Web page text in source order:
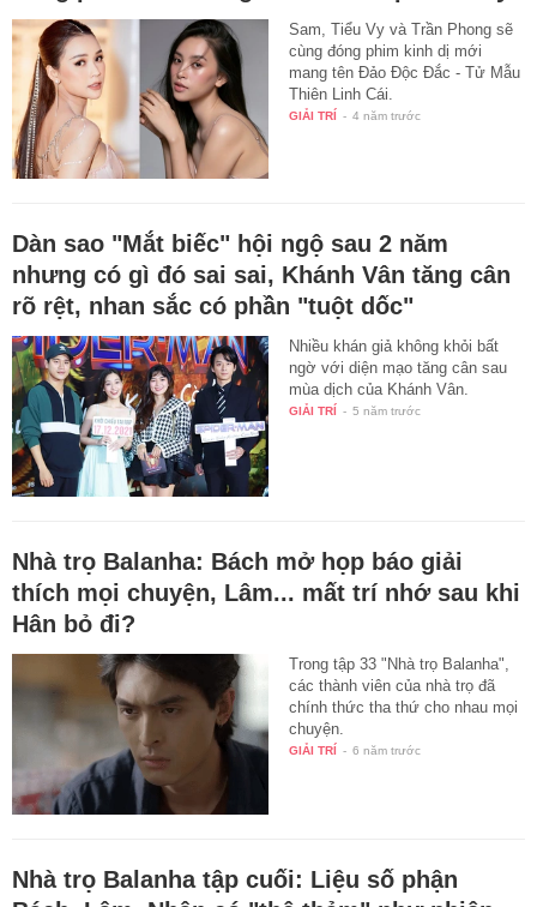
Sam, Tiểu Vy và Trần Phong sẽ
cùng đóng phim kinh dị mới
mang tên Đảo Độc Đắc - Tử Mẫu
Thiên Linh Cái.
GIẢI TRÍ - 4 năm trước
Dàn sao "Mắt biếc" hội ngộ sau 2 năm
nhưng có gì đó sai sai, Khánh Vân tăng cân
rõ rệt, nhan sắc có phần "tuột dốc"
Nhiều khán giả không khỏi bất
ngờ với diện mạo tăng cân sau
mùa dịch của Khánh Vân.
GIẢI TRÍ - 5 năm trước
Nhà trọ Balanha: Bách mở họp báo giải
thích mọi chuyện, Lâm... mất trí nhớ sau khi
Hân bỏ đi?
Trong tập 33 "Nhà trọ Balanha",
các thành viên của nhà trọ đã
chính thức tha thứ cho nhau mọi
chuyện.
GIẢI TRÍ - 6 năm trước
Nhà trọ Balanha tập cuối: Liệu số phận